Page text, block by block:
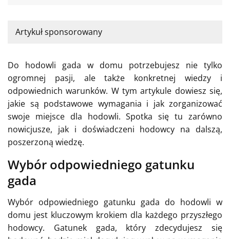
Artykuł sponsorowany
Do hodowli gada w domu potrzebujesz nie tylko
ogromnej pasji, ale także konkretnej wiedzy i
odpowiednich warunków. W tym artykule dowiesz się,
jakie są podstawowe wymagania i jak zorganizować
swoje miejsce dla hodowli. Spotka się tu zarówno
nowicjusze, jak i doświadczeni hodowcy na dalszą,
poszerzoną wiedzę.
Wybór odpowiedniego gatunku
gada
Wybór odpowiedniego gatunku gada do hodowli w
domu jest kluczowym krokiem dla każdego przyszłego
hodowcy. Gatunek gada, który zdecydujesz się